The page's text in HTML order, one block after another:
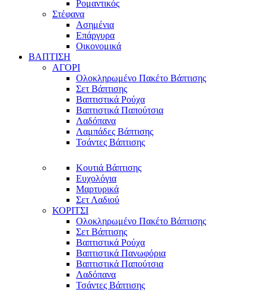
Ρομαντικός
Στέφανα
Ασημένια
Επάργυρα
Οικονομικά
ΒΑΠΤΙΣΗ
ΑΓΟΡΙ
Ολοκληρωμένο Πακέτο Βάπτισης
Σετ Βάπτισης
Βαπτιστικά Ρούχα
Βαπτιστικά Παπούτσια
Λαδόπανα
Λαμπάδες Βάπτισης
Τσάντες Βάπτισης
Κουτιά Βάπτισης
Ευχολόγια
Μαρτυρικά
Σετ Λαδιού
ΚΟΡΙΤΣΙ
Ολοκληρωμένο Πακέτο Βάπτισης
Σετ Βάπτισης
Βαπτιστικά Ρούχα
Βαπτιστικά Πανωφόρια
Βαπτιστικά Παπούτσια
Λαδόπανα
Τσάντες Βάπτισης